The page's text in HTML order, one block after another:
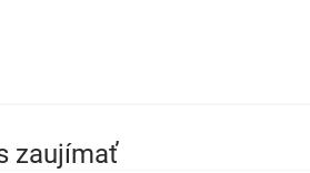
zaujímať